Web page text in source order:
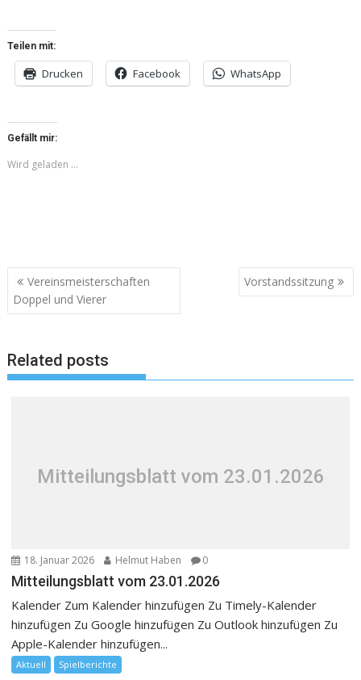
Teilen mit:
Drucken Facebook WhatsApp
Gefällt mir:
Wird geladen …
Beitragsnavigation
Vereinsmeisterschaften
Doppel und Vierer
Vorstandssitzung
Related posts
Mitteilungsblatt vom 23.01.2026
18. Januar 2026 Helmut Haben 0
Mitteilungsblatt vom 23.01.2026
Kalender Zum Kalender hinzufügen Zu Timely-Kalender
hinzufügen Zu Google hinzufügen Zu Outlook hinzufügen Zu
Apple-Kalender hinzufügen...
Aktuell Spielberichte